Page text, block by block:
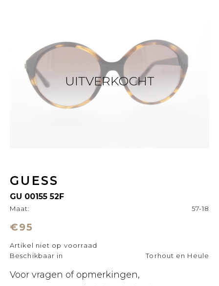
UITVERKOCHT
GUESS
GU 00155 52F
Maat: 57-18
€95
Artikel niet op voorraad
Beschikbaar in
Torhout en Heule
Voor vragen of opmerkingen,